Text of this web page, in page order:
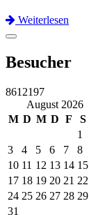
Weiterlesen
Previous
Next
Toggle
Besucher
8612197
August 2026
M D M D F S
1
3
4 5 6 7 8
10 11 12 13 14 15
17 18 19 20 21 22
24 25 26 27 28 29
31